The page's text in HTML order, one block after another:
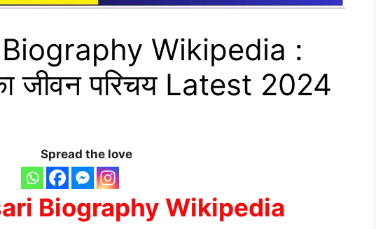
Wikipedia :
जीवन परिचय Latest 2024
Spread the love
Biography Wikipedia